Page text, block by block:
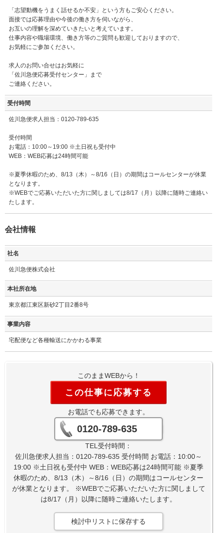
「志望動機をうまく話せるか不安」という方もご安心ください。
面接では応募理由や今後の働き方を伺いながら、
お互いの理解を深めていきたいと考えています。
仕事内容や職場環境、働き方等のご質問も歓迎しておりますので、
お気軽にご参加ください。
求人のお問い合せはお気軽に
「佐川急便応募受付センター」まで
ご連絡ください。
受付時間
佐川急便求人担当：0120-789-635
受付時間
お電話：10:00～19:00 ※土日祝も受付中
WEB：WEB応募は24時間可能
※夏季休暇のため、8/13（木）～8/16（日）の期間はコールセンターが休業
となります。
※WEBでご応募いただいた方に関しましては8/17（月）以降に随時ご連絡い
たします。
会社情報
社名
佐川急便株式会社
本社所在地
東京都江東区新砂2丁目2番8号
事業内容
宅配便など各種輸送にかかわる事業
このままWEBから！
この仕事に応募する
お電話でも応募できます。
0120-789-635
TEL受付時間：
佐川急便求人担当：0120-789-635 受付時間 お電話：10:00～
19:00 ※土日祝も受付中 WEB：WEB応募は24時間可能 ※夏季
休暇のため、8/13（木）～8/16（日）の期間はコールセンター
が休業となります。 ※WEBでご応募いただいた方に関しまして
は8/17（月）以降に随時ご連絡いたします。
検討中リストに保存する